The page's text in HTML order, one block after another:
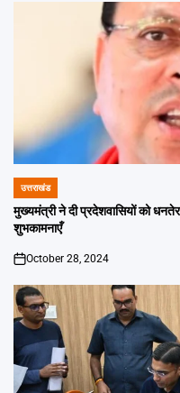
POSTED
IN
उत्तराखंड
मुख्यमंत्री ने दी प्रदेशवासियों को
शुभकामनाएँ
on
October 28, 2024